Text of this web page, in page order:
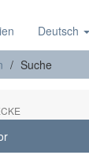
Deutsch
Suche